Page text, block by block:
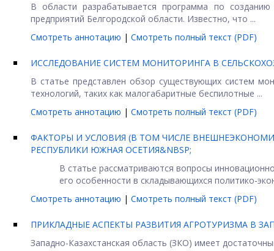
В области разрабатывается программа по
предприятий Белгородской области. Известно, что ...
Смотреть аннотацию | Смотреть полный текст (PDF)
ИССЛЕДОВАНИЕ СИСТЕМ МОНИТОРИНГА В
В статье представлен обзор существующих систем
технологий, таких как малогабаритные беспилотные ...
Смотреть аннотацию | Смотреть полный текст (PDF)
ФАКТОРЫ И УСЛОВИЯ (В ТОМ ЧИСЛЕ
РЕСПУБЛИКИ ЮЖНАЯ ОСЕТИЯ&NBSP;
В статье рассматриваются вопросы
его особенности в складывающихся политико-
Смотреть аннотацию | Смотреть полный текст (PDF)
ПРИКЛАДНЫЕ АСПЕКТЫ РАЗВИТИЯ АГРОТУРИЗМА В
Западно-Казахстанская область (ЗКО) имеет